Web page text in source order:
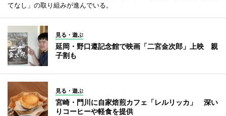
てなし」の取り組みが進んでいる。
見る・遊ぶ
延岡・野口遵記念館で映画「二宮金次郎」上映 親
子割も
見る・遊ぶ
宮崎・門川に自家焙煎カフェ「レルリッカ」 深い
りコーヒーや軽食を提供